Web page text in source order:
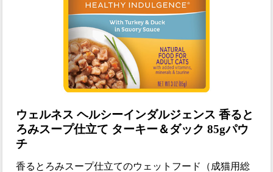
ウェルネス ヘルシーインダルジェンス 香ると
ろみスープ仕立て ターキー＆ダック 85gパウ
チ
香るとろみスープ仕立てのウェットフード（成猫用総